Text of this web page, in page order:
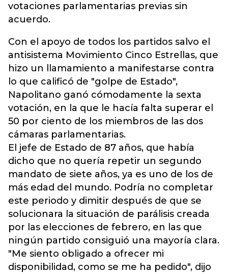
votaciones parlamentarias previas sin
acuerdo.
Con el apoyo de todos los partidos salvo el
antisistema Movimiento Cinco Estrellas, que
hizo un llamamiento a manifestarse contra
lo que calificó de "golpe de Estado",
Napolitano ganó cómodamente la sexta
votación, en la que le hacía falta superar el
50 por ciento de los miembros de las dos
cámaras parlamentarias.
El jefe de Estado de 87 años, que había
dicho que no quería repetir un segundo
mandato de siete años, ya es uno de los de
más edad del mundo. Podría no completar
este periodo y dimitir después de que se
solucionara la situación de parálisis creada
por las elecciones de febrero, en las que
ningún partido consiguió una mayoría clara.
"Me siento obligado a ofrecer mi
disponibilidad, como se me ha pedido", dijo